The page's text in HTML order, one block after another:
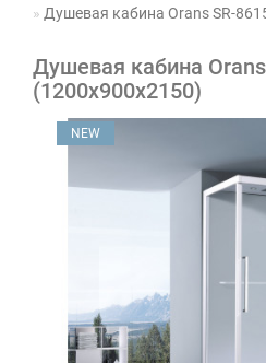
Душевая кабина Orans SR-
Душевая кабина
(1200x900x2150)
NEW